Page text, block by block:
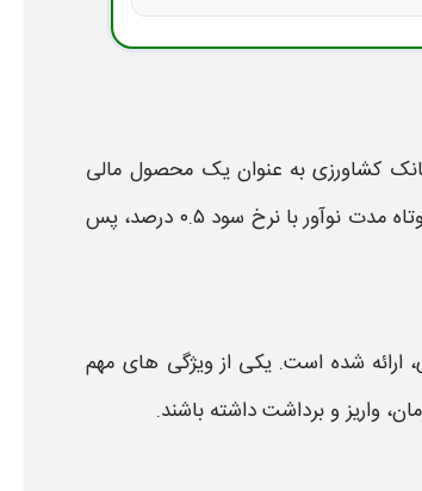
کشاورزی به عنوان یک محصول مالی
مدت نوآور
با نرخ سود ۰.۵ درصد، پس
ارائه شده است. یکی از ویژگی‌ های مهم
واریز و برداشت داشته باشند.